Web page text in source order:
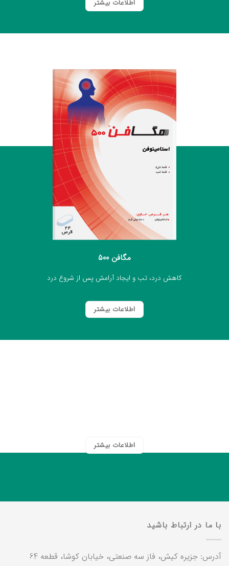
اطلاعات بیشتر
مگافن ۵۰۰
کاهش درد، تب و ایجاد آرامش پس از شروع درد
اطلاعات بیشتر
اطلاعات بیشتر
با ما در ارتباط باشید
آدرس: جزیره کیش، فاز سه صنعتی، خیابان کوشا، قطعه 64